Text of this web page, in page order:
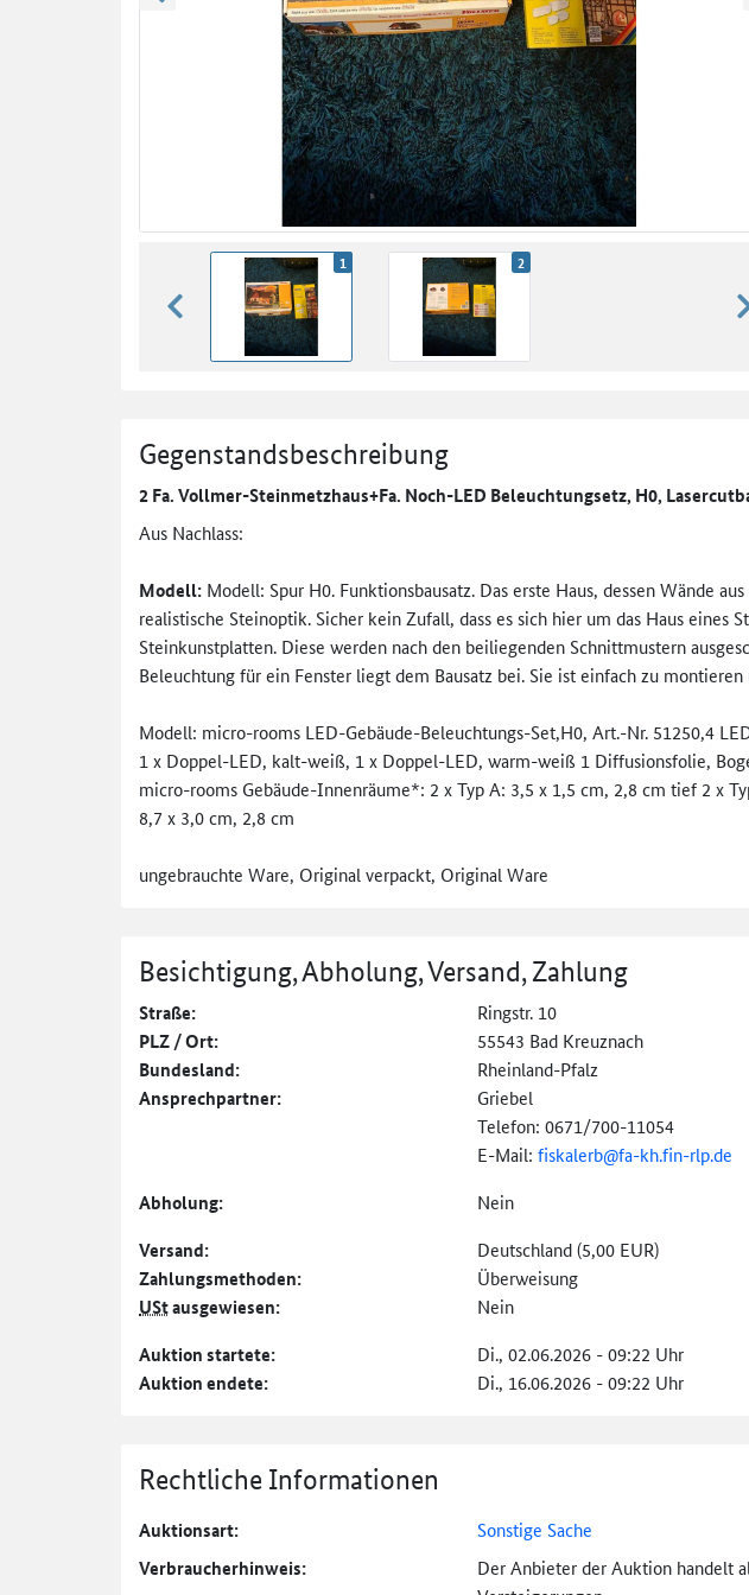
zurück blättern
1 2
Gegenstandsbeschreibung
2 Fa. Vollmer-Steinmetzhaus+Fa. Noch-LED Beleuchtungsetz, H0,
Aus Nachlass:
Modell: Modell: Spur H0. Funktionsbausatz. Das erste Haus, dessen Wände
realistische Steinoptik. Sicher kein Zufall, dass es sich hier um das Haus
Steinkunstplatten. Diese werden nach den beiliegenden Schnittmustern
Beleuchtung für ein Fenster liegt dem Bausatz bei. Sie ist einfach zu
Modell: micro-rooms LED-Gebäude-Beleuchtungs-Set,H­0, Art.-Nr. 51250,4
1 x Doppel-LED, kalt-weiß, 1 x Doppel-LED, warm-weiß 1 Diffusionsfolie,
micro-rooms Gebäude-Innenräume*: 2 x Typ A: 3,5 x 1,5 cm, 2,8 cm tief 2 x
8,7 x 3,0 cm, 2,8 cm
ungebrauchte Ware, Original verpackt, Original Ware
Besichtigung, Abholung, Versand, Zahlung
Straße: Ringstr. 10
PLZ / Ort: 55543 Bad Kreuznach
Bundesland: Rheinland-Pfalz
Ansprechpartner:
Griebel
Telefon: 0671/700-11054
E-Mail: fiskalerb@fa-kh.fin-rlp.de
Abholung: Nein
Versand: Deutschland (5,00 EUR)
Zahlungs­methoden: Überweisung
UStausgewiesen: Nein
Auktion startete: Di., 02.06.2026 - 09:22 Uhr
Auktion endete: Di., 16.06.2026 - 09:22 Uhr
Rechtliche Informationen
Auktionsart: Sonstige Sache
Verbraucher­hinweis:
Der Anbieter der Auktion handelt